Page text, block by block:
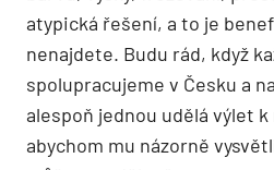
atypická řešení, a to je
nenajdete. Budu rád, když
spolupracujeme v Česku a
alespoň jednou udělá výlet k
abychom mu názorně